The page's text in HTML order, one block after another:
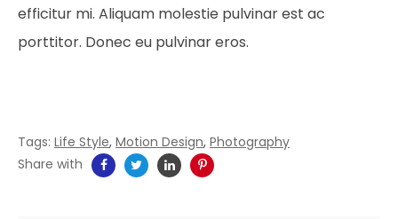
efficitur mi. Aliquam molestie pulvinar est ac
porttitor. Donec eu pulvinar eros.
Tags: Life Style, Motion Design, Photography
Share with